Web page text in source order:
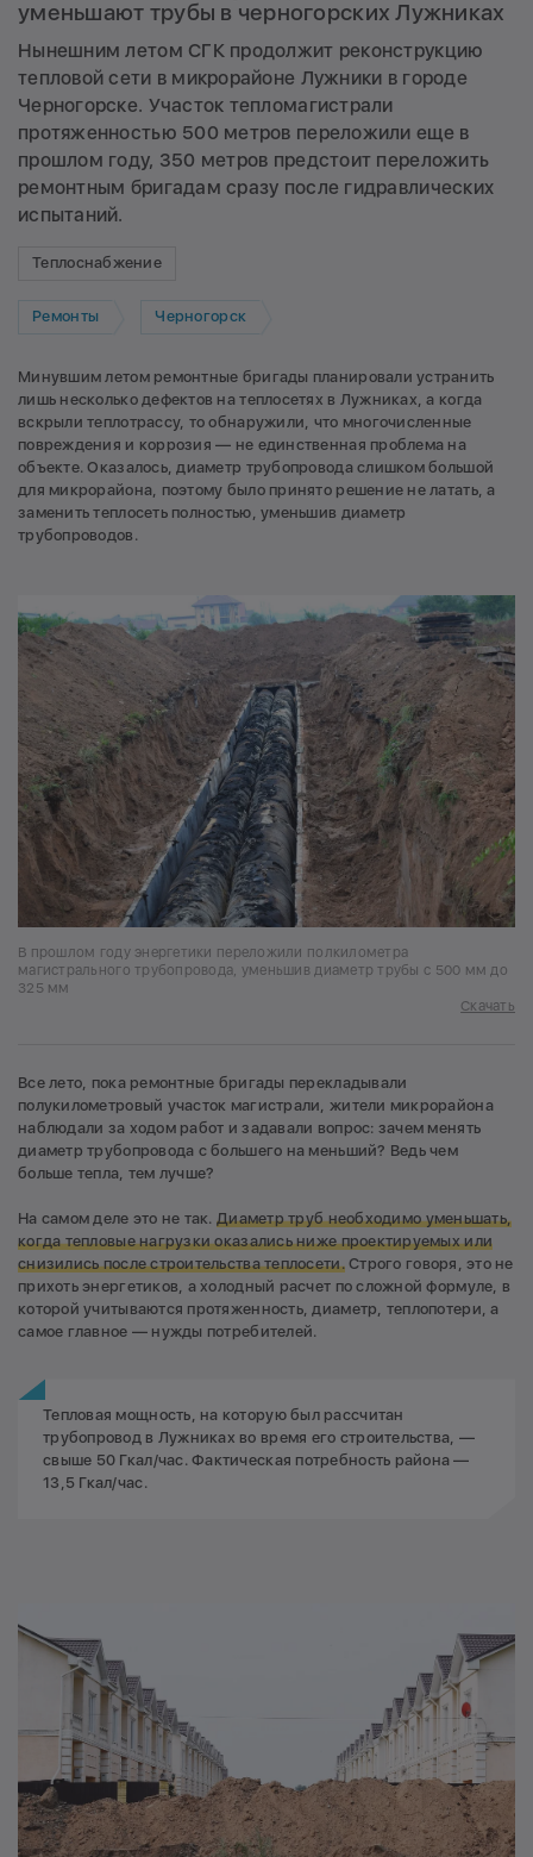
уменьшают трубы в черногорских Лужниках
Нынешним летом СГК продолжит реконструкцию
тепловой сети в микрорайоне Лужники в городе
Черногорске. Участок тепломагистрали
протяженностью 500 метров переложили еще в
прошлом году, 350 метров предстоит переложить
ремонтным бригадам сразу после гидравлических
испытаний.
Теплоснабжение
Ремонты Черногорск
Минувшим летом ремонтные бригады планировали устранить
лишь несколько дефектов на теплосетях в Лужниках, а когда
вскрыли теплотрассу, то обнаружили, что многочисленные
повреждения и коррозия — не единственная проблема на
объекте. Оказалось, диаметр трубопровода слишком большой
для микрорайона, поэтому было принято решение не латать, а
заменить теплосеть полностью, уменьшив диаметр
трубопроводов.
В прошлом году энергетики переложили полкилометра
магистрального трубопровода, уменьшив диаметр трубы с 500 мм до
325 мм
Скачать
Все лето, пока ремонтные бригады перекладывали
полукилометровый участок магистрали, жители микрорайона
наблюдали за ходом работ и задавали вопрос: зачем менять
диаметр трубопровода с большего на меньший? Ведь чем
больше тепла, тем лучше?
На самом деле это не так.Диаметр труб необходимо уменьшать,
когда тепловые нагрузки оказались ниже проектируемых или
снизились после строительства теплосети.Строго говоря, это не
прихоть энергетиков, а холодный расчет по сложной формуле, в
которой учитываются протяженность, диаметр, теплопотери, а
самое главное — нужды потребителей.
Тепловая мощность, на которую был рассчитан
трубопровод в Лужниках во время его строительства, —
свыше 50 Гкал/час. Фактическая потребность района —
13,5 Гкал/час.